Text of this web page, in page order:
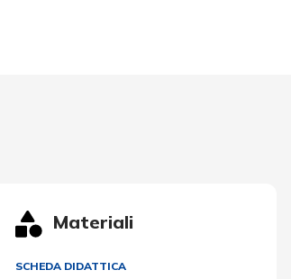
Materiali
SCHEDA DIDATTICA